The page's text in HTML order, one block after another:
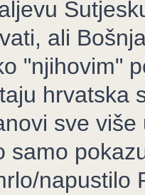
ali
"njihovim"
hrvatska
sve
samo
napustilo